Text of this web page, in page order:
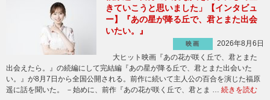
きていこうと思いました」【インタビュ
ー】『あの星が降る丘で、君とまた出会
いたい。』
映画
2026年8月6日
大ヒット映画『あの花が咲く丘で、君とまた
出会えたら。』の続編にして完結編『あの星が降る丘で、君とまた出会いた
い。』が8月7日から全国公開される。前作に続いて主人公の百合を演じた福原
遥に話を聞いた。 －始めに、前作『あの花が咲く丘で、君とま … 続きを読む